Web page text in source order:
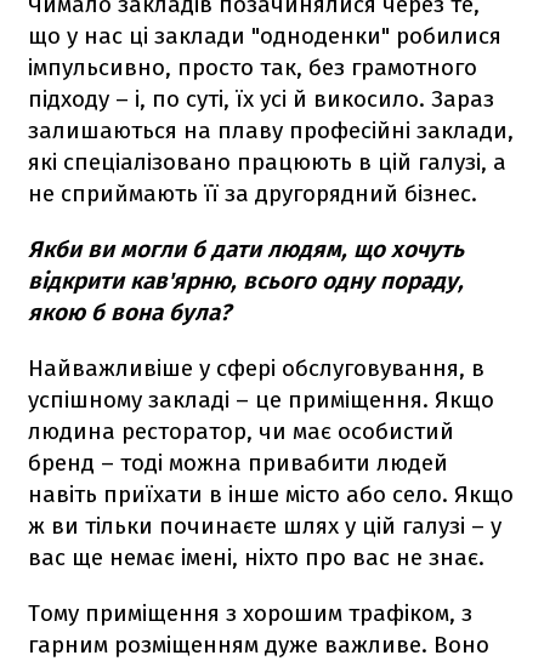
що у нас ці заклади "одноденки" робилися
імпульсивно, просто так, без грамотного
підходу – і, по суті, їх усі й викосило. Зараз
залишаються на плаву професійні заклади,
які спеціалізовано працюють в цій галузі, а
не сприймають її за другорядний бізнес.
Якби ви могли б дати людям, що хочуть
відкрити кав'ярню, всього одну пораду,
якою б вона була?
Найважливіше у сфері обслуговування, в
успішному закладі – це приміщення. Якщо
людина ресторатор, чи має особистий
бренд – тоді можна привабити людей
навіть приїхати в інше місто або село. Якщо
ж ви тільки починаєте шлях у цій галузі – у
вас ще немає імені, ніхто про вас не знає.
Тому приміщення з хорошим трафіком, з
гарним розміщенням дуже важливе. Воно